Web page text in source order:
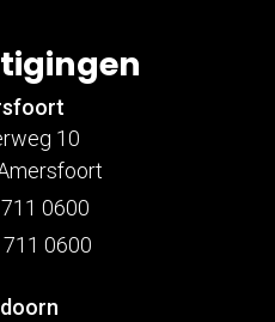
10
0600
0600